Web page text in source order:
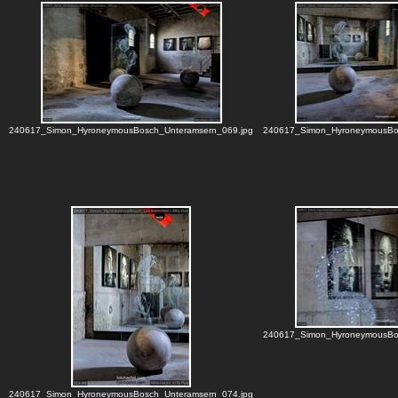
240617_Simon_HyroneymousBosch_Unteramsern_069.jpg
240617_Simon_HyroneymousBosch_Unteramsern_074.jpg